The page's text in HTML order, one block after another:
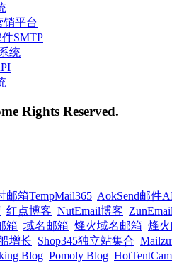
销平台
SMTP
统
Rights Reserved.
邮箱TempMail365 AokSend邮件
红点博客 NutEmail博客
箱 域名邮箱 烽火域名邮箱 烽
增长 Shop345独立站集合
Blog Pomoly Blog